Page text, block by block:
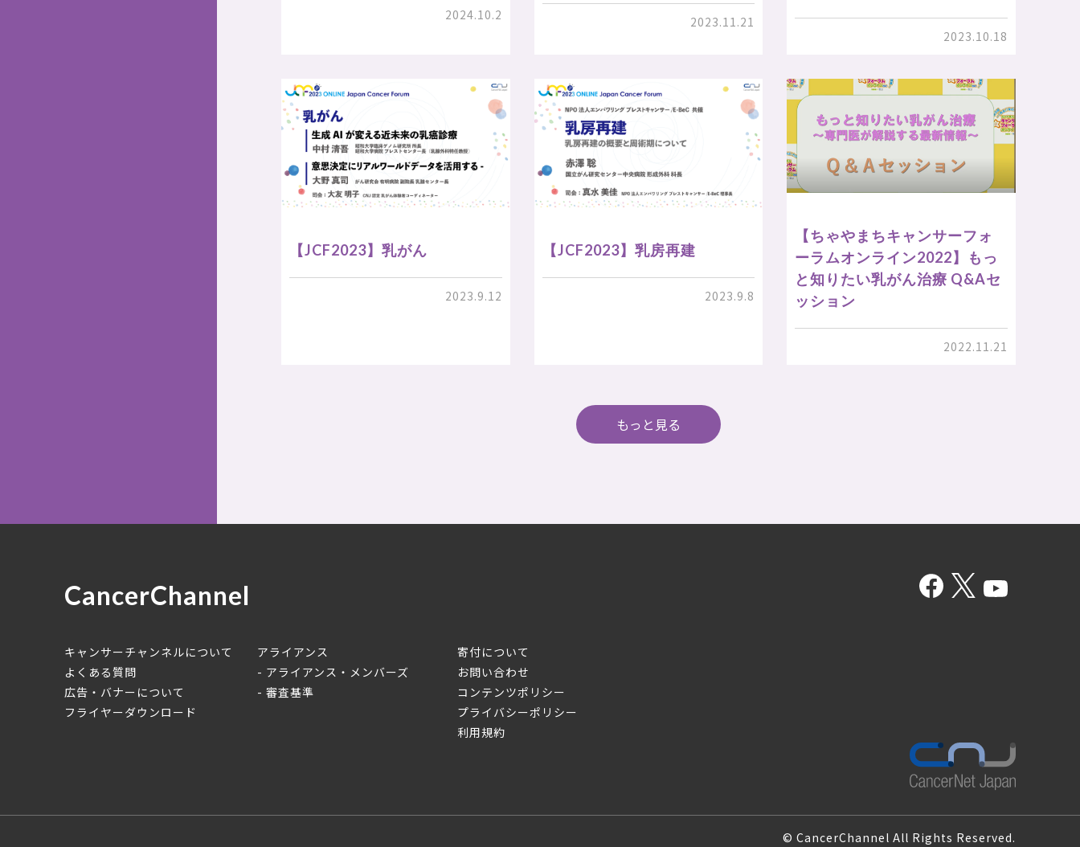
2024.10.2 2023.11.21
2023.10.18
【JCF2023】乳がん
2023.9.12
【JCF2023】乳房再建
2023.9.8
【ちゃやまちキャンサーフォ
ーラムオンライン2022】もっ
と知りたい乳がん治療 Q&Aセ
ッション
2022.11.21
もっと見る
CancerChannel
キャンサーチャンネルについて
よくある質問
広告・バナーについて
フライヤーダウンロード
アライアンス
アライアンス・メンバーズ
審査基準
寄付について
お問い合わせ
コンテンツポリシー
プライバシーポリシー
利用規約
© CancerChannel All Rights Reserved.